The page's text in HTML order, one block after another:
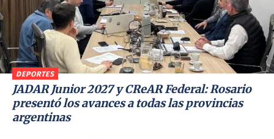
DEPORTES
JADAR Junior 2027 y CReAR Federal: Rosario
presentó los avances a todas las provincias
argentinas